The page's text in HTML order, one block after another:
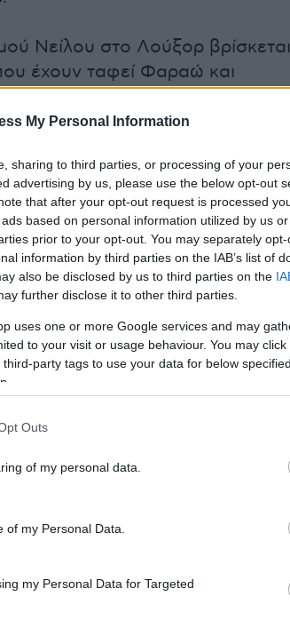
My Personal Information
sharing to third parties, or processing of your
advertising by us, please use the below opt-out
that after your opt-out request is processed
based on personal information utilized by us
prior to your opt-out. You may separately
information by third parties on the IAB’s list of
also be disclosed by us to third parties on the
further disclose it to other third parties.
uses one or more Google services and may
to your visit or usage behaviour. You may
party tags to use your data for below
Outs
of my personal data.
my Personal Data.
my Personal Data for Targeted
Νείλου στο Λούξορ
έχουν ταφεί Φαραώ και
ανακαλύφθηκε το 1922 από